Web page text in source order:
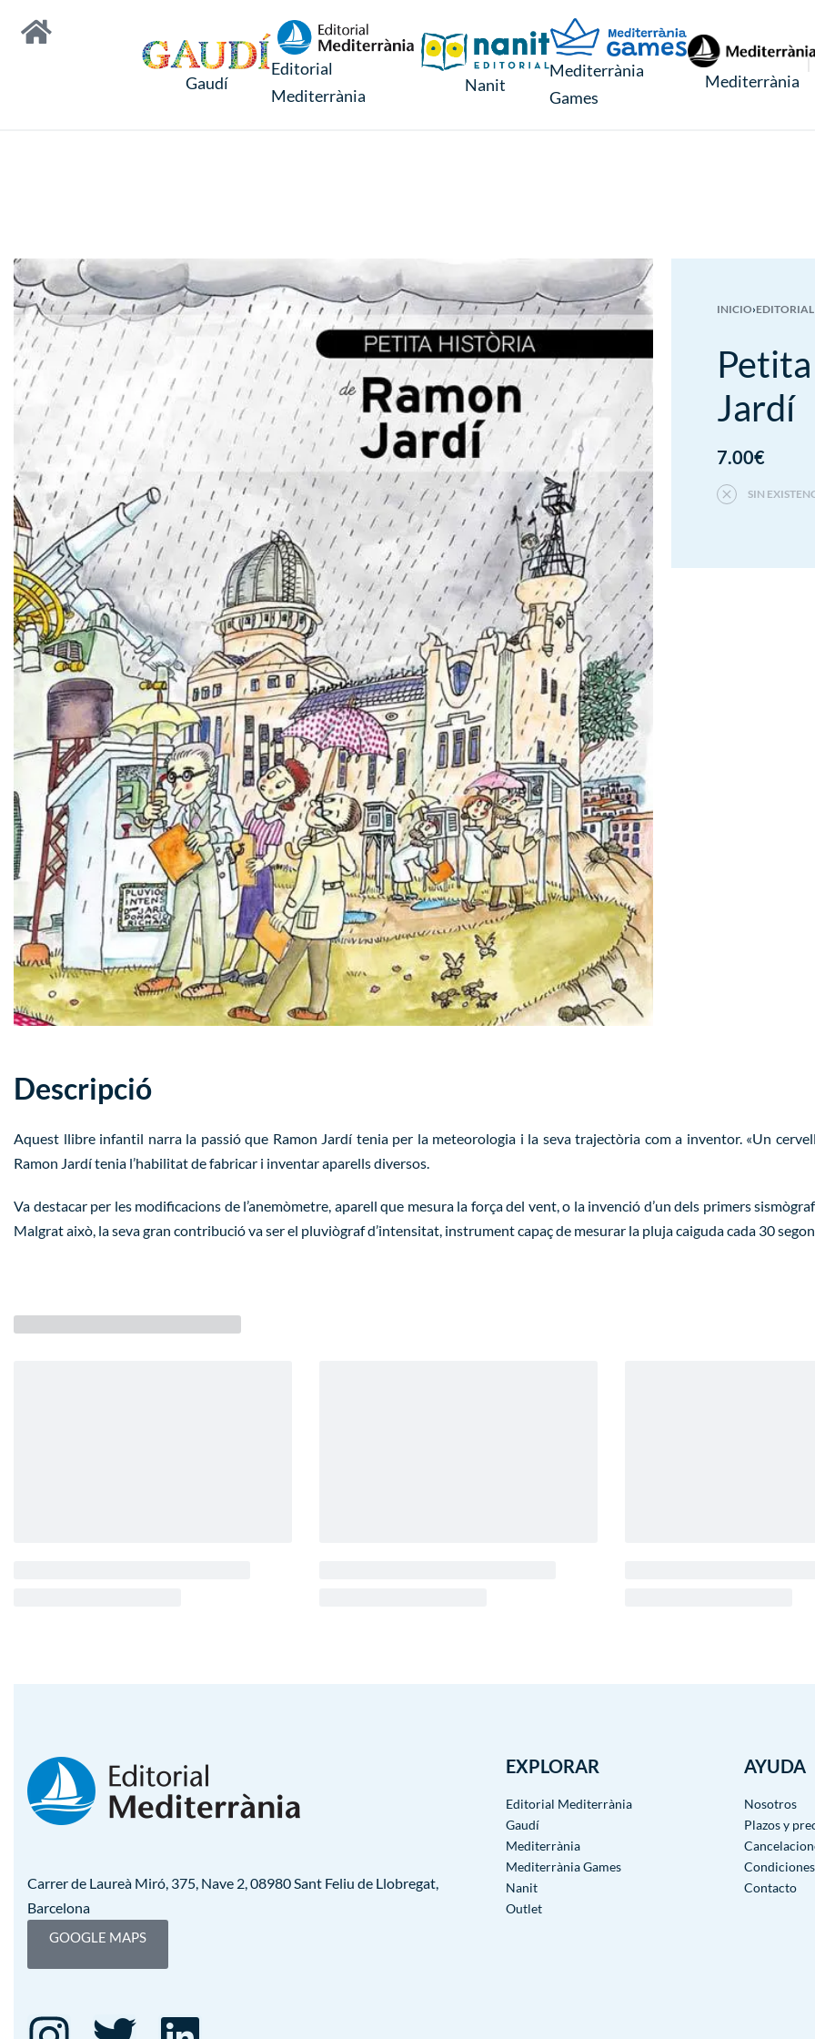
Gaudí
Editorial
Mediterrània
Nanit
Mediterrània
Games
Mediterrània
INICIO›
Jardí
7.00€
SIN
Descripció
Aquest llibre infantil narra la passió que Ramon Jardí tenia per la meteorologia i la seva trajectòria com a inventor. «Un
Ramon Jardí tenia l’habilitat de fabricar i inventar aparells diversos.
Va destacar per les modificacions de l’anemòmetre, aparell que mesura la força del vent, o la invenció d’un dels primers
Malgrat això, la seva gran contribució va ser el pluviògraf d’intensitat, instrument capaç de mesurar la pluja caiguda cada 30
Carrer de Laureà Miró, 375, Nave 2, 08980 Sant Feliu de Llobregat,
Barcelona
GOOGLE MAPS
EXPLORAR
Editorial Mediterrània
Gaudí
Mediterrània
Mediterrània Games
Nanit
Outlet
AYUDA
Nosotros
Plazos y
Contacto